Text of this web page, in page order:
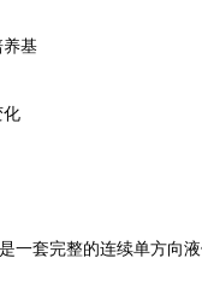
基
一套完整的连续单方向